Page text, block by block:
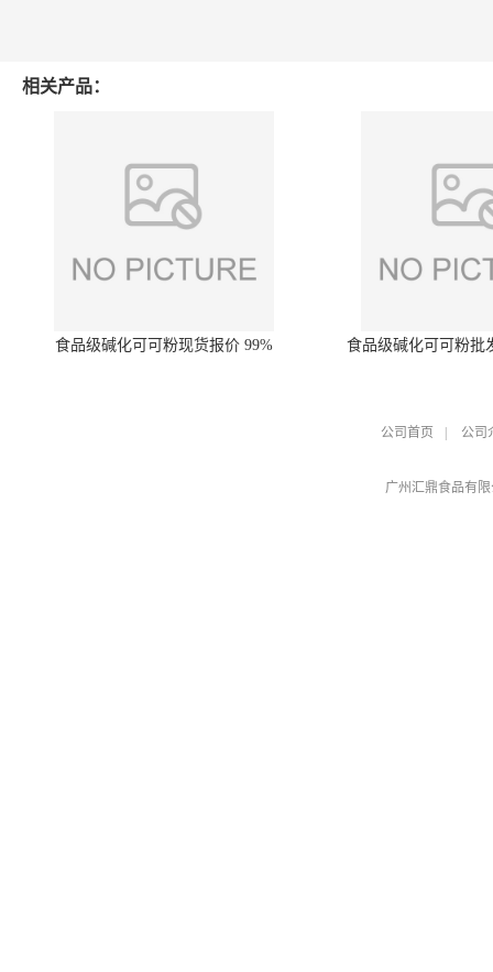
相关产品：
食品级碱化可可粉现货报价 99% 食品级碱化可可粉批
公司首页 公司
广州汇鼎食品有